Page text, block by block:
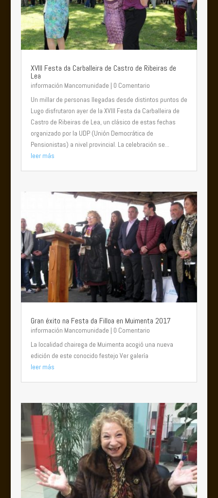
XVIII Festa da Carballeira de Castro de Ribeiras de
Lea
información Mancomunidade | 0 Comentario
Un millar de personas llegadas desde distintos puntos de
Lugo disfrutaron ayer de la XVIII Festa da Carballeira de
Castro de Ribeiras de Lea, un clásico de estas fechas
organizado por la UDP (Unión Democrática de
Pensionistas) a nivel provincial. La celebración se...
leer más
Gran éxito na Festa da Filloa en Muimenta 2017
información Mancomunidade | 0 Comentario
La localidad chairega de Muimenta acogió una nueva
edición de este conocido festejo Ver galería
leer más